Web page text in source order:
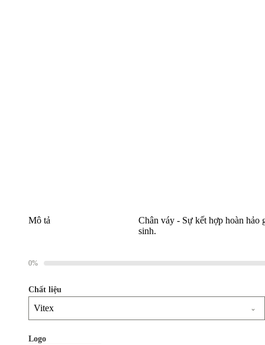
Mô tả
Chân váy - Sự kết hợp hoàn hảo
sinh.
0%
Chất liệu
Vitex
Logo